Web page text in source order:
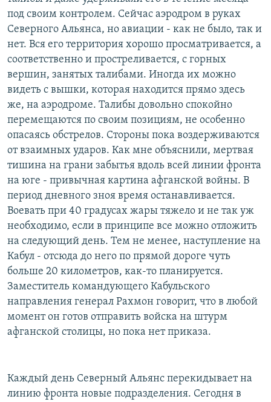
СОЦИАЛЬНЫЕ СЕТИ
Все сайты РСЕ/РС
под своим контролем. Сейчас аэродром в руках
Северного Альянса, но авиации - как не было, так и
нет. Вся его территория хорошо просматривается, а
соответственно и простреливается, с горных
вершин, занятых талибами. Иногда их можно
видеть с вышки, которая находится прямо здесь
же, на аэродроме. Талибы довольно спокойно
перемещаются по своим позициям, не особенно
опасаясь обстрелов. Стороны пока воздерживаются
от взаимных ударов. Как мне объяснили, мертвая
тишина на грани забытья вдоль всей линии фронта
на юге - привычная картина афганской войны. В
период дневного зноя время останавливается.
Воевать при 40 градусах жары тяжело и не так уж
необходимо, если в принципе все можно отложить
на следующий день. Тем не менее, наступление на
Кабул - отсюда до него по прямой дороге чуть
больше 20 километров, как-то планируется.
Заместитель командующего Кабульского
направления генерал Рахмон говорит, что в любой
момент он готов отправить войска на штурм
афганской столицы, но пока нет приказа.
Каждый день Северный Альянс перекидывает на
линию фронта новые подразделения. Сегодня в